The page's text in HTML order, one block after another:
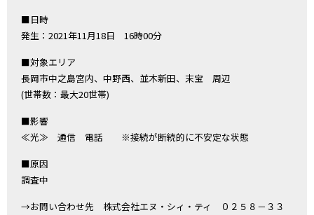
■日時
発生：2021年11月18日 16時00分
■対象エリア
長岡市中之島宮内、中野西、並木新田、末宝 周辺
(世帯数：最大20世帯)
■影響
≪光≫ 通信 電話 ※接続が断続的に不安定な状態
■原因
調査中
→お問い合わせ先 株式会社エヌ・シィ・ティ ０２５８－３３